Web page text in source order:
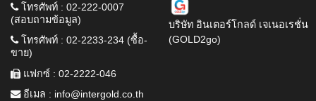
โทรศัพท์ : 02-222-0007
(สอบถามข้อมูล)
โทรศัพท์ : 02-2233-234 (ซื้อ-
ขาย)
แฟกซ์ : 02-2222-046
อีเมล : info@intergold.co.th
บริษัท อินเตอร์โกลด์ เจเนอเรชั่น
(GOLD2go)